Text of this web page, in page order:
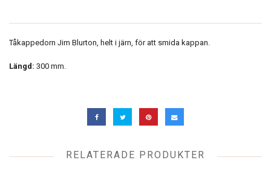
Tåkappedorn Jim Blurton, helt i järn, för att smida kappan.
Längd: 300 mm.
RELATERADE PRODUKTER